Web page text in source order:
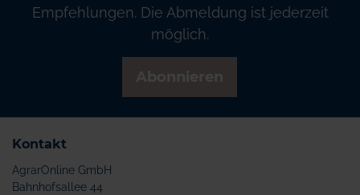
Empfehlungen. Die Abmeldung ist jederzeit
möglich.
Kontakt
AgrarOnline GmbH
Bahnhofsallee 44